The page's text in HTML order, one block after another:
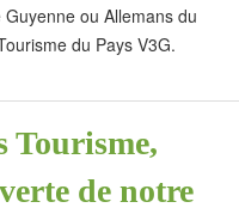
ou Allemans du
du Pays V3G.
Tourisme,
de notre